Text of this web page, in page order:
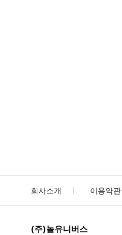
회사소개 이용약관
(주)놀유니버스